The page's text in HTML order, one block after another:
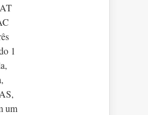
1
um